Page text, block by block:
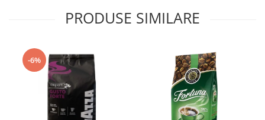
PRODUSE SIMILARE
-6%